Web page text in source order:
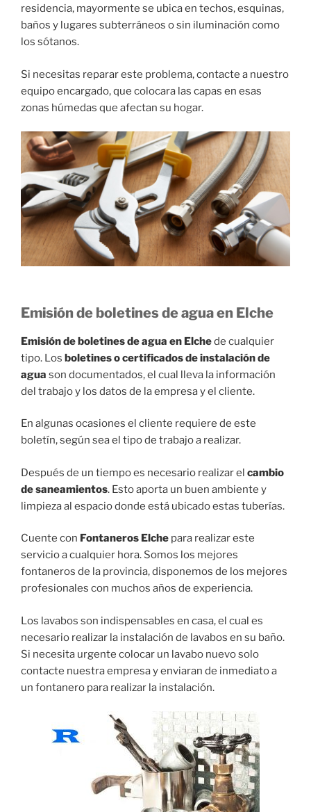
residencia, mayormente se ubica en techos, esquinas,
baños y lugares subterráneos o sin iluminación como
los sótanos.
Si necesitas reparar este problema, contacte a nuestro
equipo encargado, que colocara las capas en esas
zonas húmedas que afectan su hogar.
Emisión de boletines de agua en Elche
Emisión de boletines de agua en Elchede cualquier
tipo. Los boletines o certificados de instalación de
agua son documentados, el cual lleva la información
del trabajo y los datos de la empresa y el cliente.
En algunas ocasiones el cliente requiere de este
boletín, según sea el tipo de trabajo a realizar.
Después de un tiempo es necesario realizar el cambio
de saneamientos. Esto aporta un buen ambiente y
limpieza al espacio donde está ubicado estas tuberías.
Cuente con Fontaneros Elche para realizar este
servicio a cualquier hora. Somos los mejores
fontaneros de la provincia, disponemos de los mejores
profesionales con muchos años de experiencia.
Los lavabos son indispensables en casa, el cual es
necesario realizar la instalación de lavabos en su baño.
Si necesita urgente colocar un lavabo nuevo solo
contacte nuestra empresa y enviaran de inmediato a
un fontanero para realizar la instalación.